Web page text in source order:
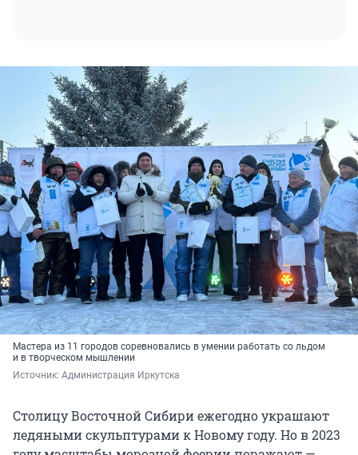
Мастера из 11 городов соревновались в умении работать со льдом
и в творческом мышлении
Источник: Администрация Иркутска
Столицу Восточной Сибири ежегодно украшают
ледяными скульптурами к Новому году. Но в 2023